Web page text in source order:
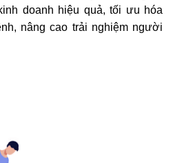
doanh hiệu quả, tối ưu hóa
nâng cao trải nghiệm người